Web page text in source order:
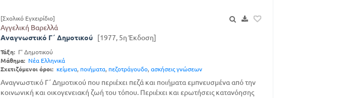
[Σχολικό Εγχειρίδιο]
Αγγελική Βαρελλά
Αναγνωστικό Γ΄ Δημοτικού
[1977, 5η Έκδοση]
Τάξη:Γ' Δημοτικού
Μάθημα: Νέα Ελληνικά
Σχετιζόμενοι όροι: κείμενα, ποιήματα, πεζοτράγουδο, ασκήσεις γνώσεων
Αναγνωστικό Γ΄ Δημοτικού που περιέχει πεζά και ποιήματα εμπνευσμένα από την
κοινωνική και οικογενειακή ζωή του τόπου. Περιέχει και ερωτήσεις κατανόησης